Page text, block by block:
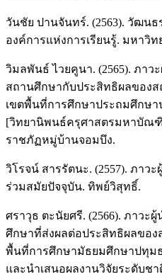
วันชัย ปานจันทร์. (2563). วัฒน
องค์การแห่งการเรียนรู้. มหาวิ
วิมลพันธ์ ไวยคูนา. (2565). ภาว
สถานศึกษากับประสิทธิผลของ
เขตพื้นที่การศึกษาประถมศึกษา
[วิทยานิพนธ์ครุศาสตรมหาบัณ
ราชภัฏหมู่บ้านจอมบึง.
วิโรจน์ สารรัตนะ. (2557). ภาว
ร่วมสมัยปัจจุบัน. ทิพย์วิสุทธิ์.
ศราวุธ ตะนัยศรี. (2566). ภาวะ
ศึกษาที่ส่งผลต่อประสิทธิผลของ
พื้นที่การศึกษามัธยมศึกษาปทุม
และนำเสนอผลงานวิจัยระดับชา